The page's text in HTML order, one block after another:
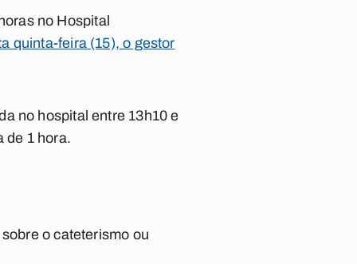
no Hospital
quinta-feira (15), o gestor
no hospital entre 13h10 e
de 1 hora.
o cateterismo ou